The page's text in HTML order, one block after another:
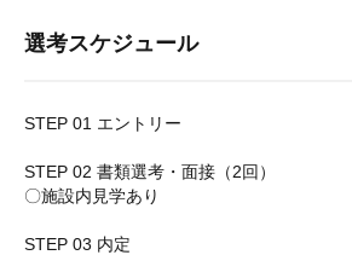
選考スケジュール
STEP 01 エントリー
STEP 02 書類選考・面接（2回）
〇施設内見学あり
STEP 03 内定